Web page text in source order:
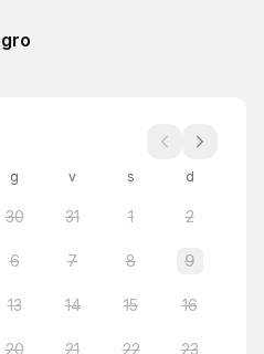
g v s d
30 31 1 2
6 7 8 9
13 14 15 16
20 21 22 23